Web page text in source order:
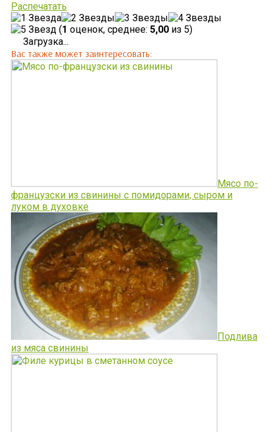
Распечатать
(1 оценок, среднее: 5,00 из 5)
Загрузка...
Вас также может заинтересовать:
Мясо по-
французски из свинины с помидорами, сыром и
луком в духовке
Подлива
из мяса свинины